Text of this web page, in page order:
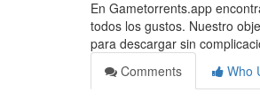
En Gametorrents.app
todos los gustos. Nuestro
para descargar sin
Comments
Who